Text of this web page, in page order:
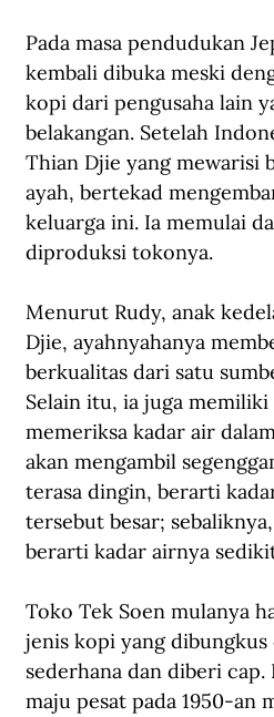
Pada masa pendudukan
kembali dibuka meski
kopi dari pengusaha lain
belakangan. Setelah
Thian Djie yang mewarisi
ayah, bertekad
keluarga ini. Ia memulai
diproduksi tokonya.
Menurut Rudy, anak
Djie, ayahnyahanya
berkualitas dari satu
Selain itu, ia juga
memeriksa kadar air
akan mengambil
terasa dingin, berarti
tersebut besar;
berarti kadar airnya
Toko Tek Soen mulanya
jenis kopi yang
sederhana dan diberi cap.
maju pesat pada 1950-an